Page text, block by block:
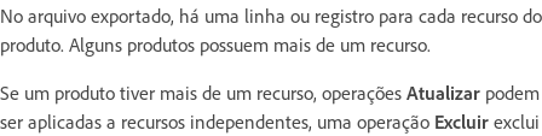
No arquivo exportado, há uma linha ou registro para cada recurso do
produto. Alguns produtos possuem mais de um recurso.
Se um produto tiver mais de um recurso, operações Atualizar podem
ser aplicadas a recursos independentes, uma operação Excluir exclui